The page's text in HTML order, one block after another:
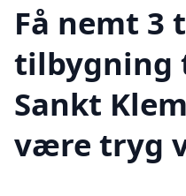
Få nemt 3
tilbygning
Sankt
være tryg